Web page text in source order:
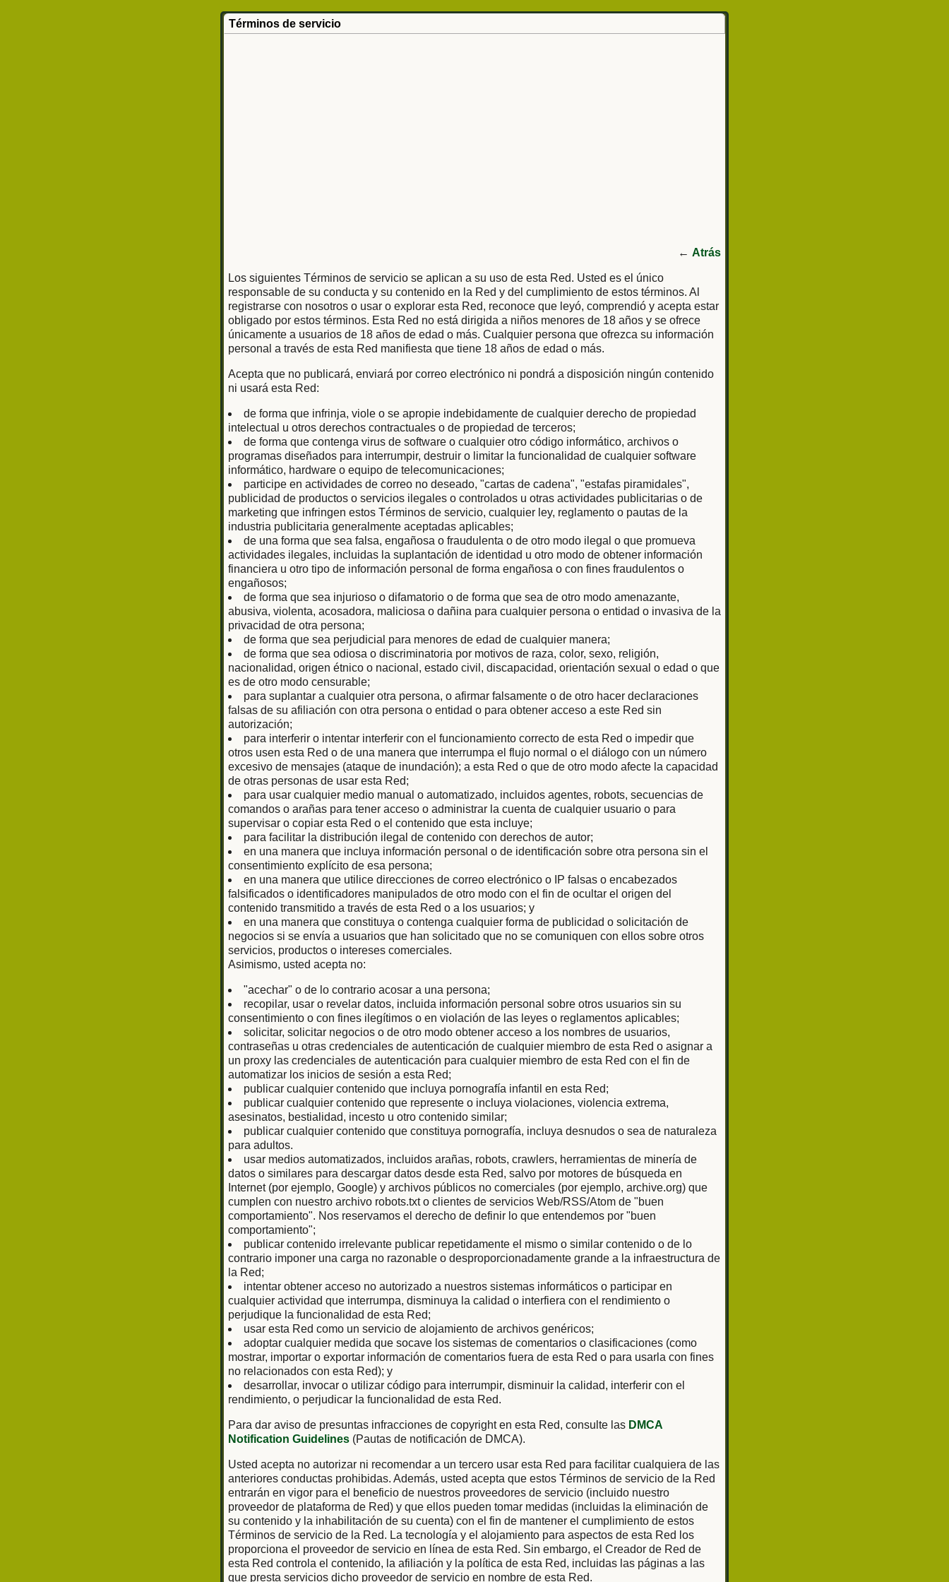
Términos de servicio
← Atrás
Los siguientes Términos de servicio se aplican a su uso de esta Red. Usted es el único
responsable de su conducta y su contenido en la Red y del cumplimiento de estos términos. Al
registrarse con nosotros o usar o explorar esta Red, reconoce que leyó, comprendió y acepta estar
obligado por estos términos. Esta Red no está dirigida a niños menores de 18 años y se ofrece
únicamente a usuarios de 18 años de edad o más. Cualquier persona que ofrezca su información
personal a través de esta Red manifiesta que tiene 18 años de edad o más.
Acepta que no publicará, enviará por correo electrónico ni pondrá a disposición ningún contenido
ni usará esta Red:
de forma que infrinja, viole o se apropie indebidamente de cualquier derecho de propiedad
intelectual u otros derechos contractuales o de propiedad de terceros;
de forma que contenga virus de software o cualquier otro código informático, archivos o
programas diseñados para interrumpir, destruir o limitar la funcionalidad de cualquier software
informático, hardware o equipo de telecomunicaciones;
participe en actividades de correo no deseado, "cartas de cadena", "estafas piramidales",
publicidad de productos o servicios ilegales o controlados u otras actividades publicitarias o de
marketing que infringen estos Términos de servicio, cualquier ley, reglamento o pautas de la
industria publicitaria generalmente aceptadas aplicables;
de una forma que sea falsa, engañosa o fraudulenta o de otro modo ilegal o que promueva
actividades ilegales, incluidas la suplantación de identidad u otro modo de obtener información
financiera u otro tipo de información personal de forma engañosa o con fines fraudulentos o
engañosos;
de forma que sea injurioso o difamatorio o de forma que sea de otro modo amenazante,
abusiva, violenta, acosadora, maliciosa o dañina para cualquier persona o entidad o invasiva de la
privacidad de otra persona;
de forma que sea perjudicial para menores de edad de cualquier manera;
de forma que sea odiosa o discriminatoria por motivos de raza, color, sexo, religión,
nacionalidad, origen étnico o nacional, estado civil, discapacidad, orientación sexual o edad o que
es de otro modo censurable;
para suplantar a cualquier otra persona, o afirmar falsamente o de otro hacer declaraciones
falsas de su afiliación con otra persona o entidad o para obtener acceso a este Red sin
autorización;
para interferir o intentar interferir con el funcionamiento correcto de esta Red o impedir que
otros usen esta Red o de una manera que interrumpa el flujo normal o el diálogo con un número
excesivo de mensajes (ataque de inundación); a esta Red o que de otro modo afecte la capacidad
de otras personas de usar esta Red;
para usar cualquier medio manual o automatizado, incluidos agentes, robots, secuencias de
comandos o arañas para tener acceso o administrar la cuenta de cualquier usuario o para
supervisar o copiar esta Red o el contenido que esta incluye;
para facilitar la distribución ilegal de contenido con derechos de autor;
en una manera que incluya información personal o de identificación sobre otra persona sin el
consentimiento explícito de esa persona;
en una manera que utilice direcciones de correo electrónico o IP falsas o encabezados
falsificados o identificadores manipulados de otro modo con el fin de ocultar el origen del
contenido transmitido a través de esta Red o a los usuarios; y
en una manera que constituya o contenga cualquier forma de publicidad o solicitación de
negocios si se envía a usuarios que han solicitado que no se comuniquen con ellos sobre otros
servicios, productos o intereses comerciales.
Asimismo, usted acepta no:
"acechar" o de lo contrario acosar a una persona;
recopilar, usar o revelar datos, incluida información personal sobre otros usuarios sin su
consentimiento o con fines ilegítimos o en violación de las leyes o reglamentos aplicables;
solicitar, solicitar negocios o de otro modo obtener acceso a los nombres de usuarios,
contraseñas u otras credenciales de autenticación de cualquier miembro de esta Red o asignar a
un proxy las credenciales de autenticación para cualquier miembro de esta Red con el fin de
automatizar los inicios de sesión a esta Red;
publicar cualquier contenido que incluya pornografía infantil en esta Red;
publicar cualquier contenido que represente o incluya violaciones, violencia extrema,
asesinatos, bestialidad, incesto u otro contenido similar;
publicar cualquier contenido que constituya pornografía, incluya desnudos o sea de naturaleza
para adultos.
usar medios automatizados, incluidos arañas, robots, crawlers, herramientas de minería de
datos o similares para descargar datos desde esta Red, salvo por motores de búsqueda en
Internet (por ejemplo, Google) y archivos públicos no comerciales (por ejemplo, archive.org) que
cumplen con nuestro archivo robots.txt o clientes de servicios Web/RSS/Atom de "buen
comportamiento". Nos reservamos el derecho de definir lo que entendemos por "buen
comportamiento";
publicar contenido irrelevante publicar repetidamente el mismo o similar contenido o de lo
contrario imponer una carga no razonable o desproporcionadamente grande a la infraestructura de
la Red;
intentar obtener acceso no autorizado a nuestros sistemas informáticos o participar en
cualquier actividad que interrumpa, disminuya la calidad o interfiera con el rendimiento o
perjudique la funcionalidad de esta Red;
usar esta Red como un servicio de alojamiento de archivos genéricos;
adoptar cualquier medida que socave los sistemas de comentarios o clasificaciones (como
mostrar, importar o exportar información de comentarios fuera de esta Red o para usarla con fines
no relacionados con esta Red); y
desarrollar, invocar o utilizar código para interrumpir, disminuir la calidad, interferir con el
rendimiento, o perjudicar la funcionalidad de esta Red.
Para dar aviso de presuntas infracciones de copyright en esta Red, consulte las DMCA
Notification Guidelines (Pautas de notificación de DMCA).
Usted acepta no autorizar ni recomendar a un tercero usar esta Red para facilitar cualquiera de las
anteriores conductas prohibidas. Además, usted acepta que estos Términos de servicio de la Red
entrarán en vigor para el beneficio de nuestros proveedores de servicio (incluido nuestro
proveedor de plataforma de Red) y que ellos pueden tomar medidas (incluidas la eliminación de
su contenido y la inhabilitación de su cuenta) con el fin de mantener el cumplimiento de estos
Términos de servicio de la Red. La tecnología y el alojamiento para aspectos de esta Red los
proporciona el proveedor de servicio en línea de esta Red. Sin embargo, el Creador de Red de
esta Red controla el contenido, la afiliación y la política de esta Red, incluidas las páginas a las
que presta servicios dicho proveedor de servicio en nombre de esta Red.